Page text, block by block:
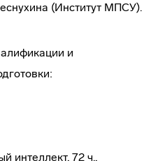
(Институт МПСУ).
и
интеллект, 72 ч.,